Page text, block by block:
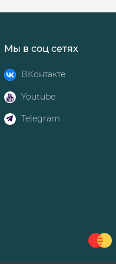
Мы в соц сетях
ВКонтакте
Youtube
Telegram